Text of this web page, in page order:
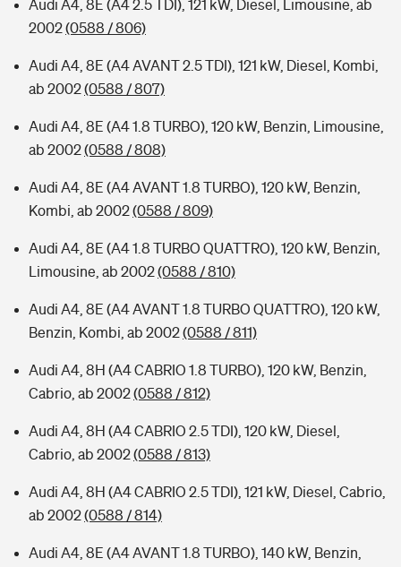
Audi A4, 8E (A4 2.5 TDI), 121 kW, Diesel, Limousine, ab
2002(0588 / 806)
Audi A4, 8E (A4 AVANT 2.5 TDI), 121 kW, Diesel, Kombi,
ab 2002(0588 / 807)
Audi A4, 8E (A4 1.8 TURBO), 120 kW, Benzin, Limousine,
ab 2002(0588 / 808)
Audi A4, 8E (A4 AVANT 1.8 TURBO), 120 kW, Benzin,
Kombi, ab 2002(0588 / 809)
Audi A4, 8E (A4 1.8 TURBO QUATTRO), 120 kW, Benzin,
Limousine, ab 2002(0588 / 810)
Audi A4, 8E (A4 AVANT 1.8 TURBO QUATTRO), 120 kW,
Benzin, Kombi, ab 2002(0588 / 811)
Audi A4, 8H (A4 CABRIO 1.8 TURBO), 120 kW, Benzin,
Cabrio, ab 2002(0588 / 812)
Audi A4, 8H (A4 CABRIO 2.5 TDI), 120 kW, Diesel,
Cabrio, ab 2002(0588 / 813)
Audi A4, 8H (A4 CABRIO 2.5 TDI), 121 kW, Diesel, Cabrio,
ab 2002(0588 / 814)
Audi A4, 8E (A4 AVANT 1.8 TURBO), 140 kW, Benzin,